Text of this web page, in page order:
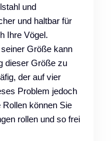
und
und haltbar für
Ihre Vögel.
Größe kann
dieser Größe zu
der auf vier
Problem jedoch
können Sie
rollen und so frei